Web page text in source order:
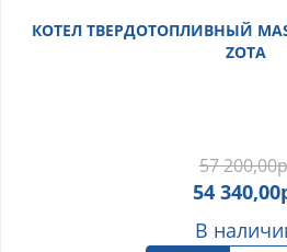
КОТЕЛ ТВЕРДОТОПЛИВНЫЙ
ZOTA
57 200,00
54 340,00
В